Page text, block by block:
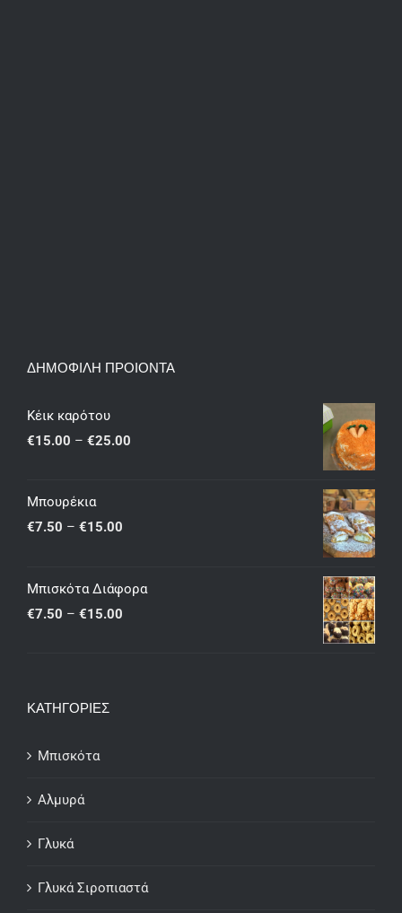
ΔΗΜΟΦΙΛΗ ΠΡΟΙΟΝΤΑ
Κέικ καρότου
€15.00 – €25.00
Μπουρέκια
€7.50 – €15.00
through
Μπισκότα Διάφορα
€7.50 – €15.00
ΚΑΤΗΓΟΡΙΕΣ
Μπισκότα
Αλμυρά
Γλυκά
Γλυκά Σιροπιαστά